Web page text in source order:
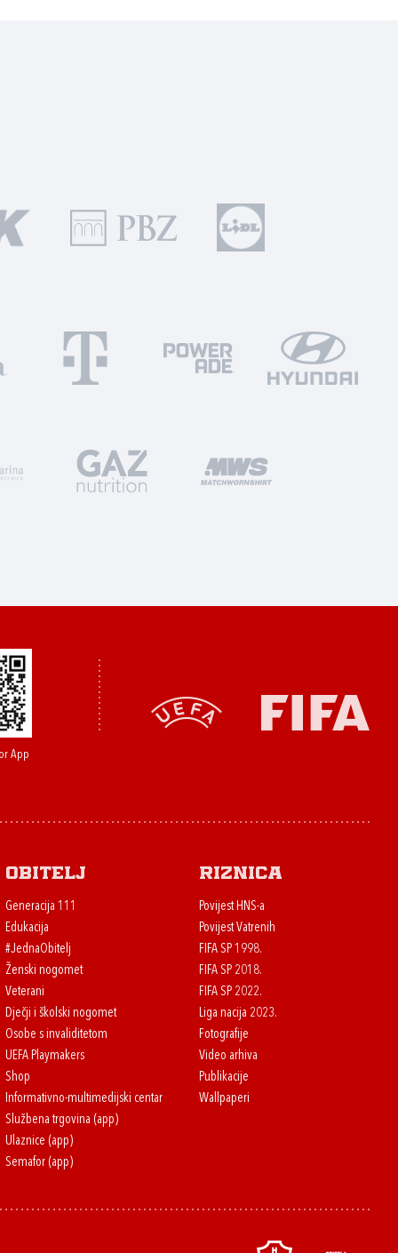
App
Obitelj
Generacija 111
Edukacija
#JednaObitelj
Ženski nogomet
Veterani
Dječji i školski nogomet
Osobe s invaliditetom
UEFA Playmakers
Shop
Informativno-multimedijski centar
Službena trgovina (app)
Ulaznice (app)
Semafor (app)
Riznica
Povijest HNS-a
Povijest Vatrenih
FIFA SP 1998.
FIFA SP 2018.
FIFA SP 2022.
Liga nacija 2023.
Fotografije
Video arhiva
Publikacije
Wallpaperi